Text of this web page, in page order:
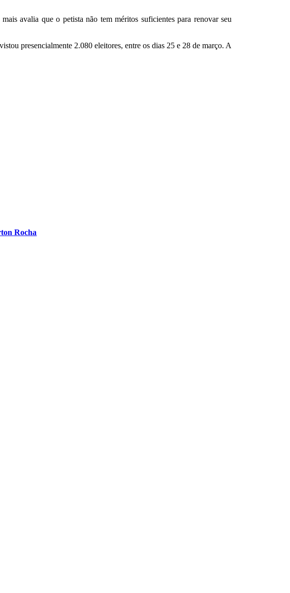
avalia que o petista não tem méritos suficientes para renovar seu
presencialmente 2.080 eleitores, entre os dias 25 e 28 de março. A
Rocha